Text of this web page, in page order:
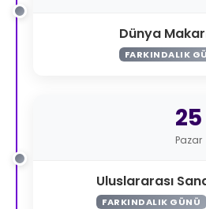
Dünya
FARKINDALIK
25
Pazar
Uluslararası
FARKINDALIK GÜNÜ